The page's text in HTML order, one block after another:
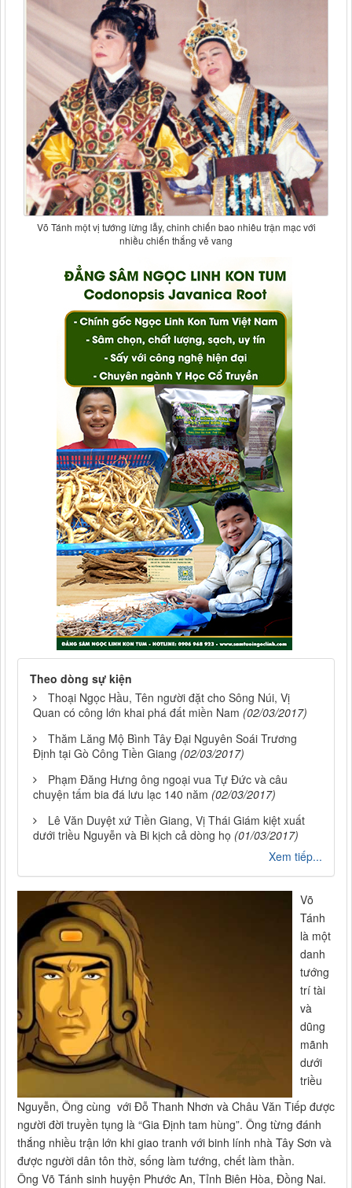
Võ Tánh một vị tướng lừng lẫy, chinh chiến bao nhiêu trận mạc với
nhiều chiến thắng vẻ vang
Theo dòng sự kiện
Thoại Ngọc Hầu, Tên người đặt cho Sông Núi, Vị
Quan có công lớn khai phá đất miền Nam (02/03/2017)
Thăm Lăng Mộ Bình Tây Đại Nguyên Soái Trương
Định tại Gò Công Tiền Giang (02/03/2017)
Phạm Đăng Hưng ông ngoại vua Tự Đức và câu
chuyện tấm bia đá lưu lạc 140 năm (02/03/2017)
Lê Văn Duyệt xứ Tiền Giang, Vị Thái Giám kiệt xuất
dưới triều Nguyễn và Bi kịch cả dòng họ (01/03/2017)
Xem tiếp...
Võ
Tánh
là một
danh
tướng
trí tài
và
dũng
mãnh
dưới
triều
Nguyễn, Ông cùng với Đỗ Thanh Nhơn và Châu Văn Tiếp được
người đời truyền tụng là “Gia Định tam hùng”. Ông từng đánh
thắng nhiều trận lớn khi giao tranh với binh lính nhà Tây Sơn và
được người dân tôn thờ, sống làm tướng, chết làm thần.
Ông Võ Tánh sinh huyện Phước An, Tỉnh Biên Hòa, Đồng Nai.